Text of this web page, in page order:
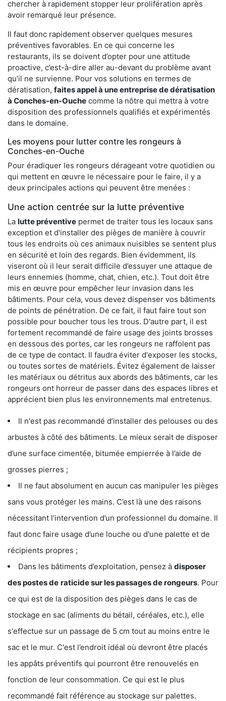
chercher à rapidement stopper leur prolifération après
avoir remarqué leur présence.
Il faut donc rapidement observer quelques mesures
préventives favorables. En ce qui concerne les
restaurants, ils se doivent d’opter pour une attitude
proactive, c’est-à-dire aller au-devant du problème avant
qu’il ne survienne. Pour vos solutions en termes de
dératisation, faites appel à une entreprise de dératisation
à Conches-en-Ouche comme la nôtre qui mettra à votre
disposition des professionnels qualifiés et expérimentés
dans le domaine.
Les moyens pour lutter contre les rongeurs à
Conches-en-Ouche
Pour éradiquer les rongeurs dérageant votre quotidien ou
qui mettent en œuvre le nécessaire pour le faire, il y a
deux principales actions qui peuvent être menées :
Une action centrée sur la lutte préventive
La lutte préventive permet de traiter tous les locaux sans
exception et d'installer des pièges de manière à couvrir
tous les endroits où ces animaux nuisibles se sentent plus
en sécurité et loin des regards. Bien évidemment, ils
viseront où il leur serait difficile d’essuyer une attaque de
leurs ennemies (homme, chat, chien, etc.). Tout doit être
mis en œuvre pour empêcher leur invasion dans les
bâtiments. Pour cela, vous devez dispenser vos bâtiments
de points de pénétration. De ce fait, il faut faire tout son
possible pour boucher tous les trous. D'autre part, il est
fortement recommandé de faire usage des joints brosses
en dessous des portes, car les rongeurs ne raffolent pas
de ce type de contact. Il faudra éviter d'exposer les stocks,
ou toutes sortes de matériels. Évitez également de laisser
les matériaux ou détritus aux abords des bâtiments, car les
rongeurs ont horreur de passer dans des espaces libres et
apprécient bien plus les environnements mal entretenus.
Il n'est pas recommandé d’installer des pelouses ou des
arbustes à côté des bâtiments. Le mieux serait de disposer
d’une surface cimentée, bitumée empierrée à l’aide de
grosses pierres ;
Il ne faut absolument en aucun cas manipuler les pièges
sans vous protéger les mains. C’est là une des raisons
nécessitant l’intervention d’un professionnel du domaine. Il
faut donc faire usage d’une louche ou d'une palette et de
récipients propres ;
Dans les bâtiments d’exploitation, pensez à disposer
des postes de raticide sur les passages de rongeurs. Pour
ce qui est de la disposition des pièges dans le cas de
stockage en sac (aliments du bétail, céréales, etc.), elle
s'effectue sur un passage de 5 cm tout au moins entre le
sac et le mur. C'est l’endroit idéal où devront être placés
les appâts préventifs qui pourront être renouvelés en
fonction de leur consommation. Ce qui est le plus
recommandé fait référence au stockage sur palettes.